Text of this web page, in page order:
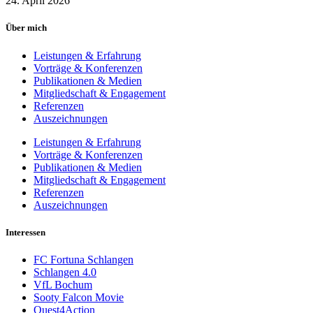
Über mich
Leistungen & Erfahrung
Vorträge & Konferenzen
Publikationen & Medien
Mitgliedschaft & Engagement
Referenzen
Auszeichnungen
Leistungen & Erfahrung
Vorträge & Konferenzen
Publikationen & Medien
Mitgliedschaft & Engagement
Referenzen
Auszeichnungen
Interessen
FC Fortuna Schlangen
Schlangen 4.0
VfL Bochum
Sooty Falcon Movie
Quest4Action